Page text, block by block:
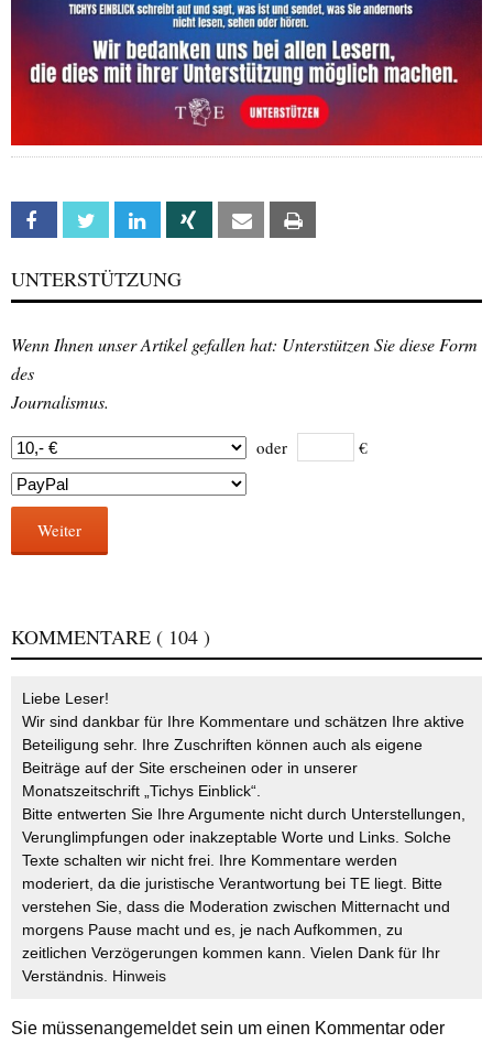
Facebook Twitter Linkedin Xing Email
UNTERSTÜTZUNG
Wenn Ihnen unser Artikel gefallen hat: Unterstützen Sie diese Form
des
Journalismus.
oder €
Weiter
KOMMENTARE ( 104 )
Liebe Leser!
Wir sind dankbar für Ihre Kommentare und schätzen Ihre aktive
Beteiligung sehr. Ihre Zuschriften können auch als eigene
Beiträge auf der Site erscheinen oder in unserer
Monatszeitschrift „Tichys Einblick“.
Bitte entwerten Sie Ihre Argumente nicht durch Unterstellungen,
Verunglimpfungen oder inakzeptable Worte und Links. Solche
Texte schalten wir nicht frei. Ihre Kommentare werden
moderiert, da die juristische Verantwortung bei TE liegt. Bitte
verstehen Sie, dass die Moderation zwischen Mitternacht und
morgens Pause macht und es, je nach Aufkommen, zu
zeitlichen Verzögerungen kommen kann. Vielen Dank für Ihr
Verständnis. Hinweis
Sie müssenangemeldetsein um einen Kommentar oder